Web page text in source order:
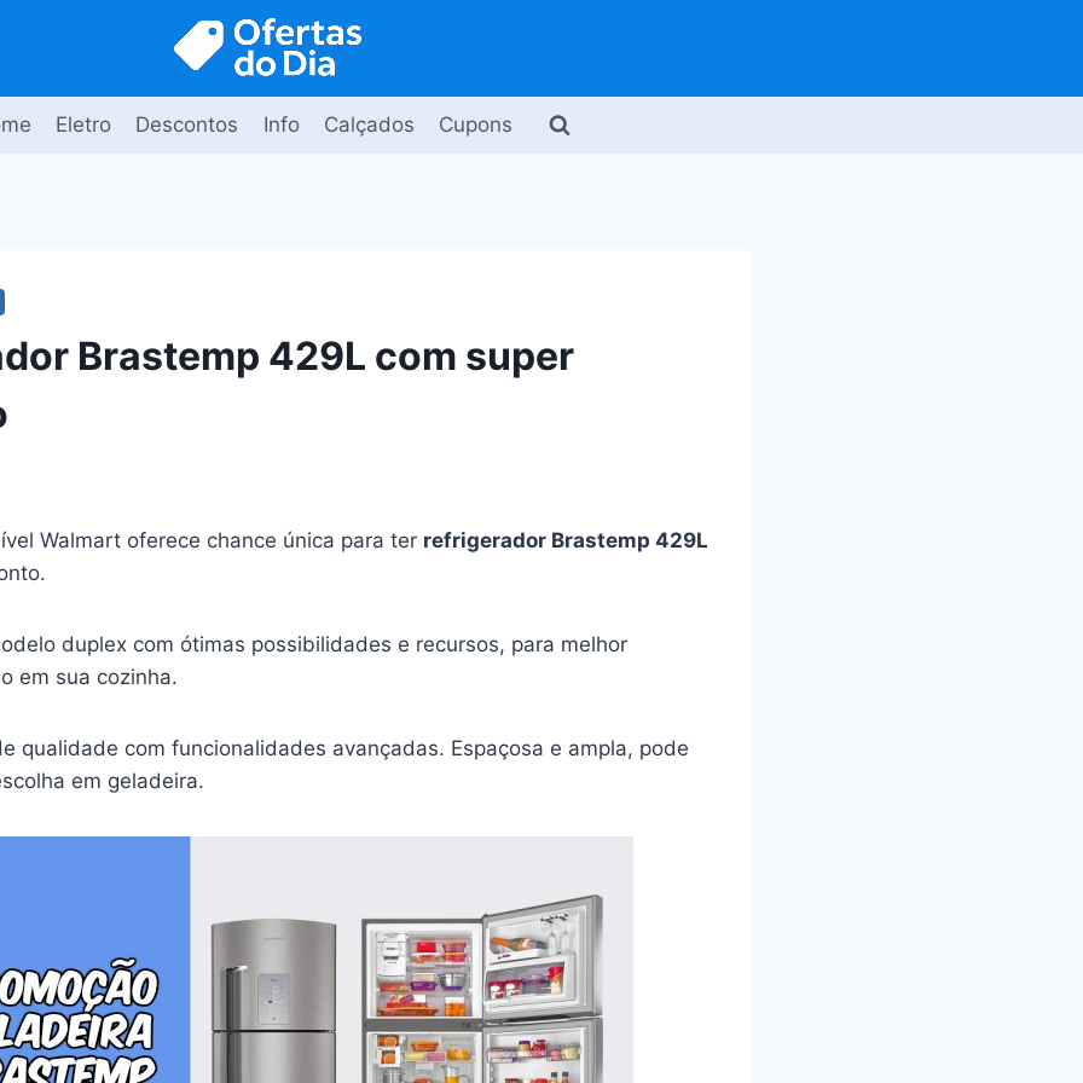
Eletro Descontos Info Calçados Cupons
Brastemp 429L com super
Walmart oferece chance única para ter refrigerador Brastemp 429L
duplex com ótimas possibilidades e recursos, para melhor
em sua cozinha.
qualidade com funcionalidades avançadas. Espaçosa e ampla, pode
em geladeira.